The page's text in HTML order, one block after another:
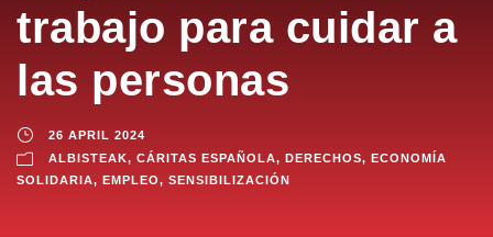
trabajo para cuidar a
las personas
26 APRIL 2024
ALBISTEAK, CÁRITAS ESPAÑOLA, DERECHOS, ECONOMÍA
SOLIDARIA, EMPLEO, SENSIBILIZACIÓN